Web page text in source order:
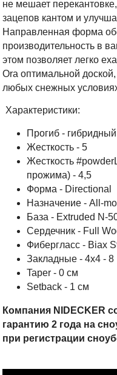
не мешает
зацепов кантом и
Направленная форма
производительность в
этом позволяет легко
Ora оптимальной
любых снежных
Характеристики:
Прогиб -
Жесткость - 5
Жесткость
прожима) - 4,5
Форма - Directional
Назначение - All-
База - Extruded N-
Cердечник - Full
Фибергласс - Biax
Закладные - 4x4 - 8
Taper - 0 см
Setback - 1 см
Компания NIDECKER
гарантию 2 года на
при регистрации